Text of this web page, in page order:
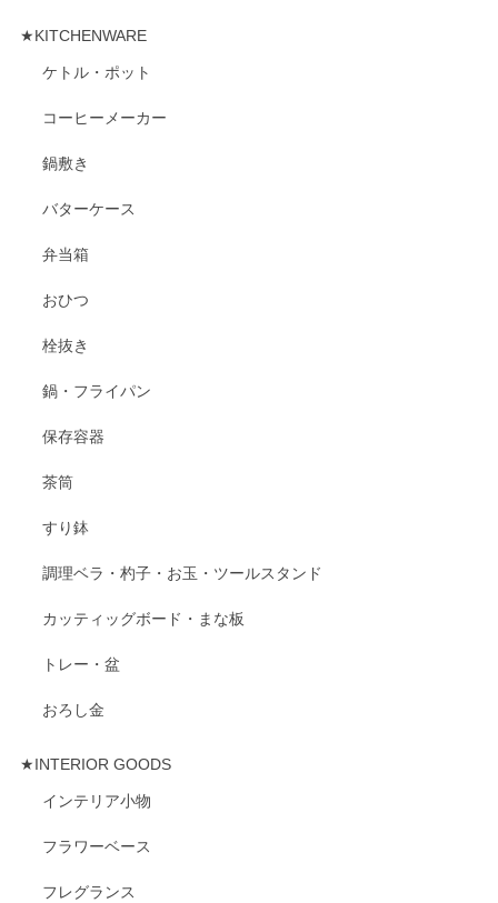
★KITCHENWARE
ケトル・ポット
コーヒーメーカー
鍋敷き
バターケース
弁当箱
おひつ
栓抜き
鍋・フライパン
保存容器
茶筒
すり鉢
調理ベラ・杓子・お玉・ツールスタンド
カッティッグボード・まな板
トレー・盆
おろし金
★INTERIOR GOODS
インテリア小物
フラワーベース
フレグランス